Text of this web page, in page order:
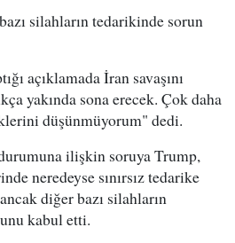
silahların tedarikinde sorun
açıklamada İran savaşını
yakında sona erecek. Çok daha
düşünmüyorum" dedi.
ilişkin soruya Trump,
neredeyse sınırsız tedarike
diğer bazı silahların
kabul etti.